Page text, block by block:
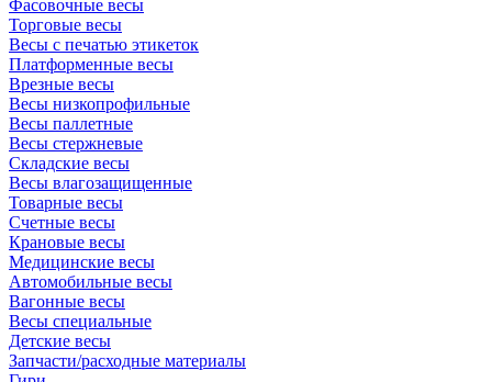
Фасовочные весы
Торговые весы
Весы с печатью этикеток
Платформенные весы
Врезные весы
Весы низкопрофильные
Весы паллетные
Весы стержневые
Складские весы
Весы влагозащищенные
Товарные весы
Счетные весы
Крановые весы
Медицинские весы
Автомобильные весы
Вагонные весы
Весы специальные
Детские весы
Запчасти/расходные материалы